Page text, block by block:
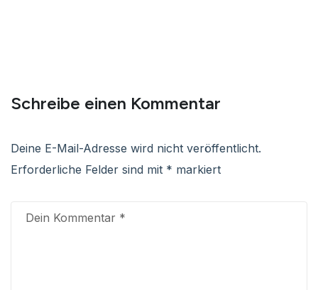
Schreibe einen Kommentar
Deine E-Mail-Adresse wird nicht veröffentlicht.
Erforderliche Felder sind mit * markiert